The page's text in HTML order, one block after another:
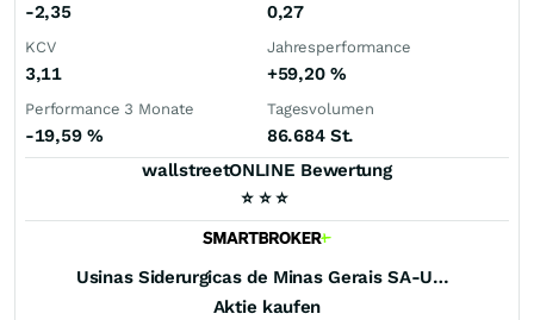
-2,35 0,27
KCV
3,11
Jahresperformance
+59,20 %
Performance 3 Monate
-19,59 %
Tagesvolumen
86.684 St.
wallstreetONLINE Bewertung
⭐ ⭐ ⭐
Usinas Siderurgicas de Minas Gerais SA-Usiminas (A)
Aktie kaufen